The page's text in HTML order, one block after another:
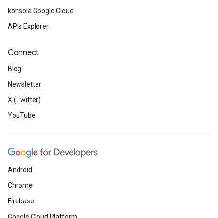
konsola Google Cloud
APIs Explorer
Connect
Blog
Newsletter
X (Twitter)
YouTube
Android
Chrome
Firebase